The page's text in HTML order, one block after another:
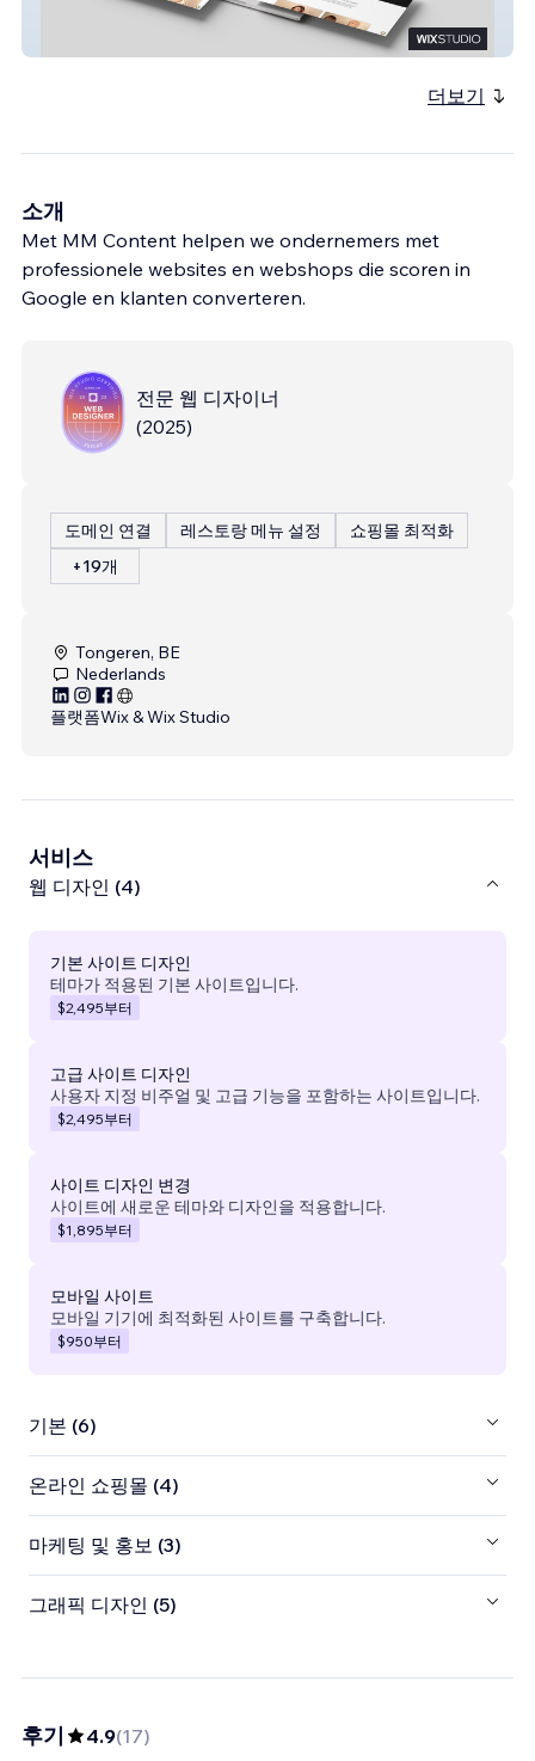
더보기
소개
Met MM Content helpen we ondernemers met
professionele websites en webshops die scoren in
Google en klanten converteren.
전문 웹 디자이너
(2025)
도메인 연결 레스토랑 메뉴 설정
쇼핑몰 최적화
+19개
Tongeren, BE
Nederlands
플랫폼Wix & Wix Studio
서비스
웹 디자인 (4)
기본 사이트 디자인
테마가 적용된 기본 사이트입니다.
$2,495부터
고급 사이트 디자인
사용자 지정 비주얼 및 고급 기능을 포함하는 사이트입니다.
$2,495부터
사이트 디자인 변경
사이트에 새로운 테마와 디자인을 적용합니다.
$1,895부터
모바일 사이트
모바일 기기에 최적화된 사이트를 구축합니다.
$950부터
기본 (6)
온라인 쇼핑몰 (4)
마케팅 및 홍보 (3)
그래픽 디자인 (5)
후기 4.9(17)